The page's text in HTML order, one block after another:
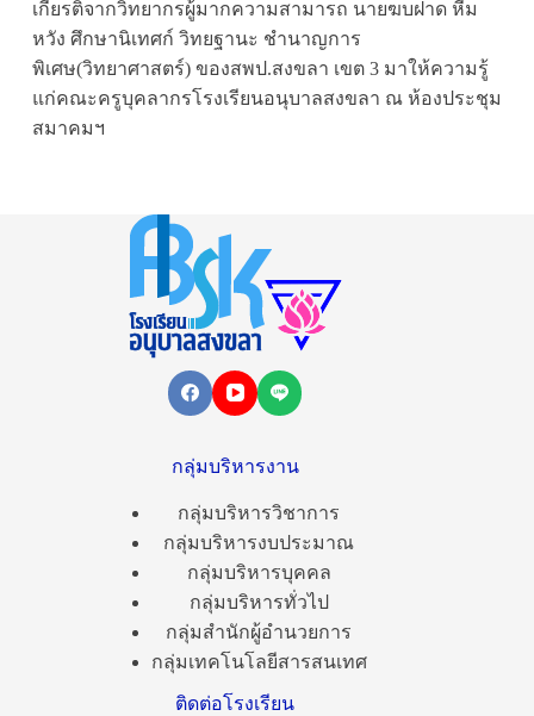
เกียรติจากวิทยากรผู้มากความสามารถ นายฆบฝาด หีม
หวัง ศึกษานิเทศก์ วิทยฐานะ ชำนาญการ
พิเศษ(วิทยาศาสตร์) ของสพป.สงขลา เขต 3 มาให้ความรู้
แก่คณะครูบุคลากรโรงเรียนอนุบาลสงขลา ณ ห้องประชุม
สมาคมฯ
กลุ่มบริหารงาน
กลุ่มบริหารวิชาการ
กลุ่มบริหารงบประมาณ
กลุ่มบริหารบุคคล
กลุ่มบริหารทั่วไป
กลุ่มสำนักผู้อำนวยการ
กลุ่มเทคโนโลยีสารสนเทศ
ติดต่อโรงเรียน